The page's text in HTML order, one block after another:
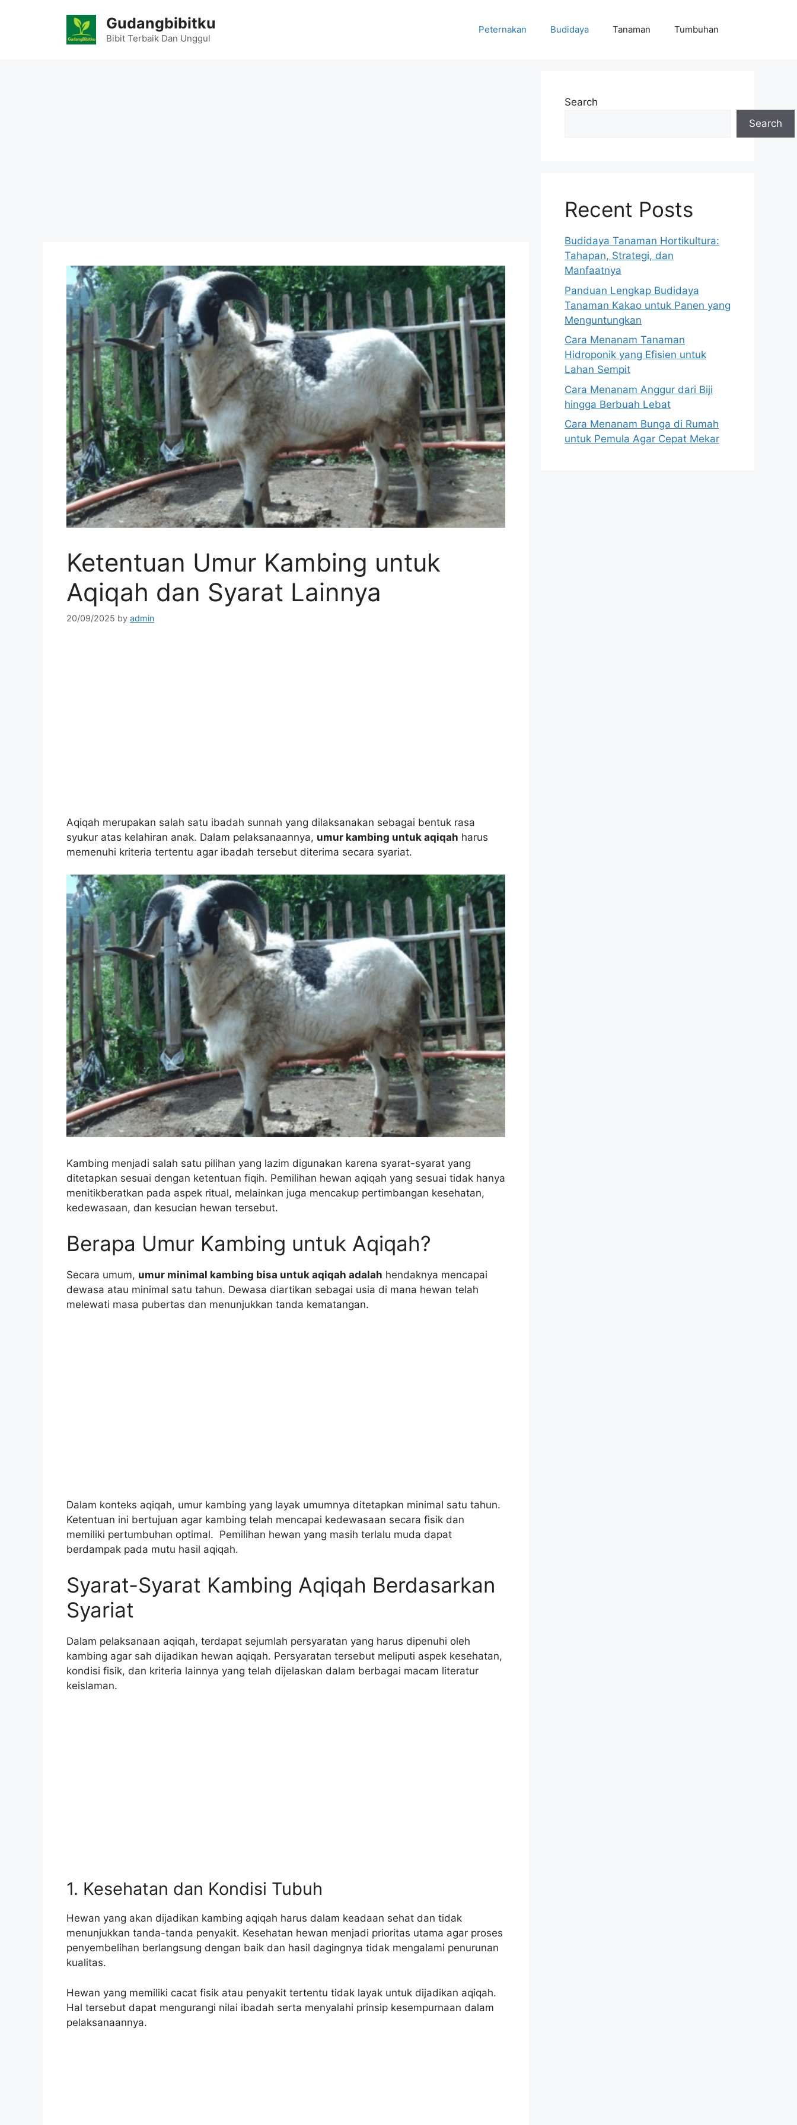
Gudangbibitku
Bibit Terbaik Dan Unggul
Peternakan Budidaya Tanaman Tumbuhan
Ketentuan Umur Kambing untuk
Aqiqah dan Syarat Lainnya
20/09/2025 by admin
Aqiqah merupakan salah satu ibadah sunnah yang dilaksanakan sebagai bentuk rasa
syukur atas kelahiran anak. Dalam pelaksanaannya, umur kambing untuk aqiqah harus
memenuhi kriteria tertentu agar ibadah tersebut diterima secara syariat.
Kambing menjadi salah satu pilihan yang lazim digunakan karena syarat-syarat yang
ditetapkan sesuai dengan ketentuan fiqih. Pemilihan hewan aqiqah yang sesuai tidak hanya
menitikberatkan pada aspek ritual, melainkan juga mencakup pertimbangan kesehatan,
kedewasaan, dan kesucian hewan tersebut.
Berapa Umur Kambing untuk Aqiqah?
Secara umum, umur minimal kambing bisa untuk aqiqah adalah hendaknya mencapai
dewasa atau minimal satu tahun. Dewasa diartikan sebagai usia di mana hewan telah
melewati masa pubertas dan menunjukkan tanda kematangan.
Dalam konteks aqiqah, umur kambing yang layak umumnya ditetapkan minimal satu tahun.
Ketentuan ini bertujuan agar kambing telah mencapai kedewasaan secara fisik dan
memiliki pertumbuhan optimal. Pemilihan hewan yang masih terlalu muda dapat
berdampak pada mutu hasil aqiqah.
Syarat-Syarat Kambing Aqiqah Berdasarkan
Syariat
Dalam pelaksanaan aqiqah, terdapat sejumlah persyaratan yang harus dipenuhi oleh
kambing agar sah dijadikan hewan aqiqah. Persyaratan tersebut meliputi aspek kesehatan,
kondisi fisik, dan kriteria lainnya yang telah dijelaskan dalam berbagai macam literatur
keislaman.
1. Kesehatan dan Kondisi Tubuh
Hewan yang akan dijadikan kambing aqiqah harus dalam keadaan sehat dan tidak
menunjukkan tanda-tanda penyakit. Kesehatan hewan menjadi prioritas utama agar proses
penyembelihan berlangsung dengan baik dan hasil dagingnya tidak mengalami penurunan
kualitas.
Hewan yang memiliki cacat fisik atau penyakit tertentu tidak layak untuk dijadikan aqiqah.
Hal tersebut dapat mengurangi nilai ibadah serta menyalahi prinsip kesempurnaan dalam
pelaksanaannya.
Search
Search
Recent Posts
Budidaya Tanaman Hortikultura:
Tahapan, Strategi, dan
Manfaatnya
Panduan Lengkap Budidaya
Tanaman Kakao untuk Panen yang
Menguntungkan
Cara Menanam Tanaman
Hidroponik yang Efisien untuk
Lahan Sempit
Cara Menanam Anggur dari Biji
hingga Berbuah Lebat
Cara Menanam Bunga di Rumah
untuk Pemula Agar Cepat Mekar